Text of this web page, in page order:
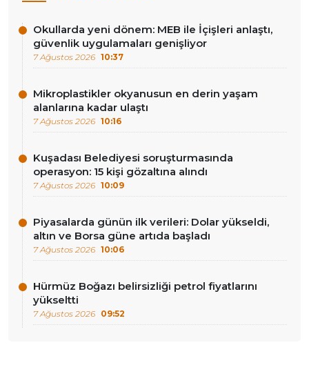
Okullarda yeni dönem: MEB ile İçişleri anlaştı,
güvenlik uygulamaları genişliyor
7 Ağustos 2026 10:37
Mikroplastikler okyanusun en derin yaşam
alanlarına kadar ulaştı
7 Ağustos 2026 10:16
Kuşadası Belediyesi soruşturmasında
operasyon: 15 kişi gözaltına alındı
7 Ağustos 2026 10:09
Piyasalarda günün ilk verileri: Dolar yükseldi,
altın ve Borsa güne artıda başladı
7 Ağustos 2026 10:06
Hürmüz Boğazı belirsizliği petrol fiyatlarını
yükseltti
7 Ağustos 2026 09:52